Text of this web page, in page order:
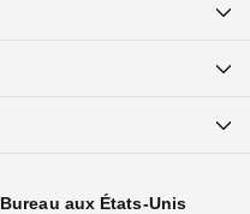
Bureau aux États-Unis